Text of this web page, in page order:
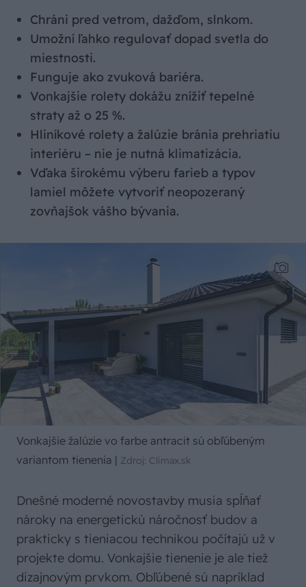
Chráni pred vetrom, dažďom, slnkom.
Umožní ľahko regulovať dopad svetla do
miestnosti.
Funguje ako zvuková bariéra.
Vonkajšie rolety dokážu znížiť tepelné
straty až o 25 %.
Hliníkové rolety a žalúzie bránia prehriatiu
interiéru – nie je nutná klimatizácia.
Vďaka širokému výberu farieb a typov
lamiel môžete vytvoriť neopozeraný
zovňajšok vášho bývania.
Vonkajšie žalúzie vo farbe antracit sú obľúbeným
variantom tienenia | Zdroj: Climax.sk
Dnešné moderné novostavby musia spĺňať
nároky na energetickú náročnosť budov a
prakticky s tieniacou technikou počítajú už v
projekte domu. Vonkajšie tienenie je ale tiež
dizajnovým prvkom. Obľúbené sú napríklad